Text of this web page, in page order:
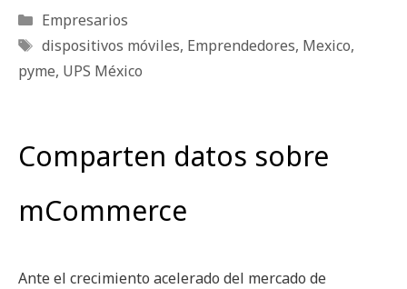
Categorías
Empresarios
Etiquetas
dispositivos móviles, Emprendedores, Mexico,
pyme, UPS México
Comparten datos sobre
mCommerce
Ante el crecimiento acelerado del mercado de